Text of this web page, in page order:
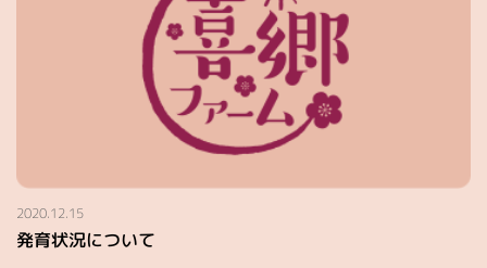
2020.12.15
発育状況について